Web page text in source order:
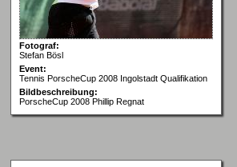
Fotograf:
Stefan Bösl
Event:
Tennis PorscheCup 2008 Ingolstadt Qualifikation
Bildbeschreibung:
PorscheCup 2008 Phillip Regnat